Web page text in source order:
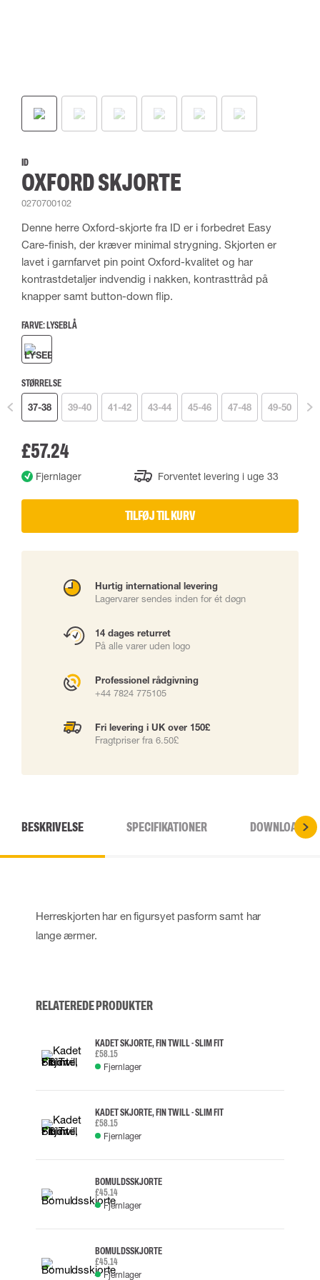
ID
OXFORD SKJORTE
0270700102
Denne herre Oxford-skjorte fra ID er i forbedret Easy
Care-finish, der kræver minimal strygning. Skjorten er
lavet i garnfarvet pin point Oxford-kvalitet og har
kontrastdetaljer indvendig i nakken, kontrasttråd på
knapper samt button-down flip.
FARVE: LYSEBLÅ
STØRRELSE
37-38 39-40 41-42 43-44 45-46 47-48 49-50
£57.24
Fjernlager Forventet levering i uge 33
TILFØJ TIL KURV
Hurtig international levering
Lagervarer sendes inden for ét døgn
14 dages returret
På alle varer uden logo
Professionel rådgivning
+44 7824 775105
Fri levering i UK over 150£
Fragtpriser fra 6.50£
BESKRIVELSE SPECIFIKATIONER DOWNLOADS
Herreskjorten har en figursyet pasform samt har
lange ærmer.
RELATEREDE PRODUKTER
KADET SKJORTE, FIN TWILL - SLIM FIT
£58.15
Fjernlager
KADET SKJORTE, FIN TWILL - SLIM FIT
£58.15
Fjernlager
BOMULDSSKJORTE
£45.14
Fjernlager
BOMULDSSKJORTE
£45.14
Fjernlager